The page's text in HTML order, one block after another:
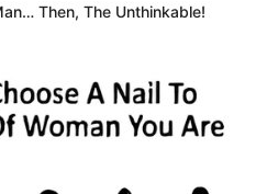
Then, The Unthinkable!